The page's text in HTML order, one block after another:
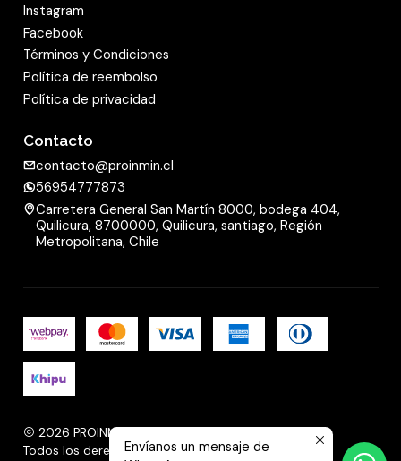
Instagram
Facebook
Términos y Condiciones
Política de reembolso
Política de privacidad
Contacto
contacto@proinmin.cl
56954777873
Carretera General San Martín 8000, bodega 404,
Quilicura, 8700000, Quilicura, santiago, Región
Metropolitana, Chile
2026 PROINMIN.
Todos los derechos reservados.Desarrollado por
Envíanos un mensaje de